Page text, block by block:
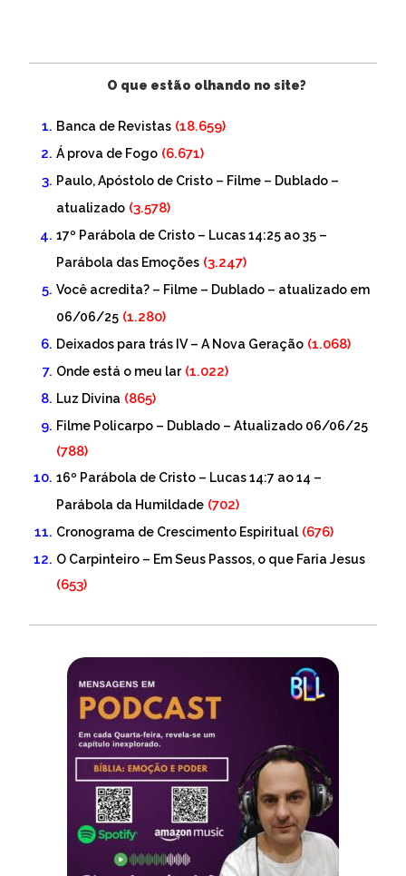
O que estão olhando no site?
Banca de Revistas (18.659)
Á prova de Fogo (6.671)
Paulo, Apóstolo de Cristo – Filme – Dublado –
atualizado (3.578)
17º Parábola de Cristo – Lucas 14:25 ao 35 –
Parábola das Emoções (3.247)
Você acredita? – Filme – Dublado – atualizado em
06/06/25 (1.280)
Deixados para trás IV – A Nova Geração (1.068)
Onde está o meu lar (1.022)
Luz Divina (865)
Filme Policarpo – Dublado – Atualizado 06/06/25
(788)
16º Parábola de Cristo – Lucas 14:7 ao 14 –
Parábola da Humildade (702)
Cronograma de Crescimento Espiritual (676)
O Carpinteiro – Em Seus Passos, o que Faria Jesus
(653)